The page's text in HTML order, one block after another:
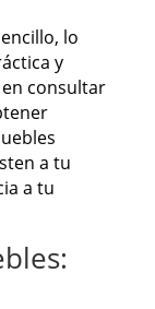
lo
y
consultar
a tu
a tu